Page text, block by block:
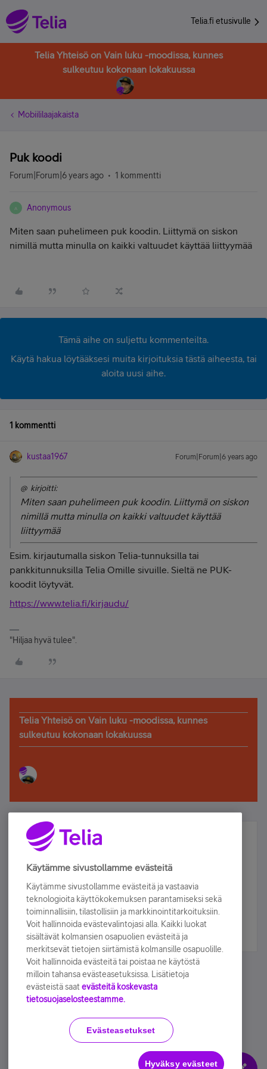
Telia.fi etusivulle
Telia Yhteisö on Vain luku -moodissa, kunnes
sulkeutuu kokonaan lokakuussa
Mobiililaajakaista
Puk koodi
Forum|Forum|6 years ago 1 kommentti
A Anonymous
Miten saan puhelimeen puk koodin. Liittymä on siskon
nimillä mutta minulla on kaikki valtuudet käyttää liittyymää
Tämä aihe on suljettu kommenteilta.
Käytä hakua löytääksesi muita kirjoituksia tästä aiheesta, tai
aloita uusi aihe.
1 kommentti
kustaa1967 Forum|Forum|6 years ago
@ kirjoitti:
Miten saan puhelimeen puk koodin. Liittymä on siskon
nimillä mutta minulla on kaikki valtuudet käyttää
liittyymää
Esim. kirjautumalla siskon Telia-tunnuksilla tai
pankkitunnuksilla Telia Omille sivuille. Sieltä ne PUK-
koodit löytyvät.
https://www.telia.fi/kirjaudu/
"Hiljaa hyvä tulee".
Telia Yhteisö on Vain luku -moodissa, kunnes
sulkeutuu kokonaan lokakuussa
Älä jää paitsi – osallistu ja voita!
Tilaa Telian uutiskirje ja olet mukana arvonnassa.
sähköpostiisi.
Tilaa nyt
Käyttöehdot Accessibility statement
Käytämme sivustollamme evästeitä
Käytämme sivustollamme evästeitä ja vastaavia
teknologioita käyttökokemuksen parantamiseksi sekä
toiminnallisiin, tilastollisiin ja markkinointitarkoituksiin.
Voit hallinnoida evästevalintojasi alla. Kaikki luokat
sisältävät kolmansien osapuolien evästeitä ja
merkitsevät tietojen siirtämistä kolmansille osapuolille.
Voit hallinnoida evästeitä tai poistaa ne käytöstä
milloin tahansa evästeasetuksissa. Lisätietoja
evästeistä saat evästeitä koskevasta
tietosuojaselosteestamme.
Evästeasetukset
Hyväksy evästeet